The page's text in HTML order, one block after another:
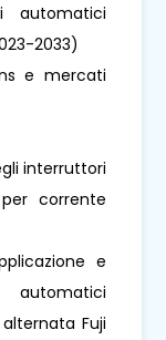
automatici
2033)
e mercati
interruttori
corrente
e
Fuji